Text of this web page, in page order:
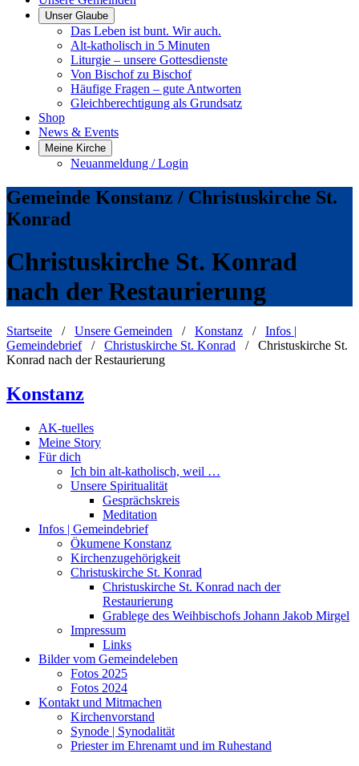
Unser Glaube
Das Leben ist bunt. Wir auch.
Alt-katholisch in 5 Minuten
Liturgie – unsere Gottesdienste
Von Bischof zu Bischof
Häufige Fragen – gute Antworten
Gleichberechtigung als Grundsatz
Shop
News & Events
Meine Kirche
Neuanmeldung / Login
Gemeinde Konstanz / Christuskirche St.
Konrad
Christuskirche St. Konrad
nach der Restaurierung
Startseite / Unsere Gemeinden / Konstanz / Infos |
Gemeindebrief/ Christuskirche St. Konrad / Christuskirche St.
Konrad nach der Restaurierung
Konstanz
AK-tuelles
Meine Story
Für dich
Ich bin alt-katholisch, weil …
Unsere Spiritualität
Gesprächskreis
Meditation
Infos | Gemeindebrief
Ökumene Konstanz
Kirchenzugehörigkeit
Christuskirche St. Konrad
Christuskirche St. Konrad nach der
Restaurierung
Grablege des Weihbischofs Johann Jakob Mirgel
Impressum
Links
Bilder vom Gemeindeleben
Fotos 2025
Fotos 2024
Kontakt und Mitmachen
Kirchenvorstand
Synode | Synodalität
Priester im Ehrenamt und im Ruhestand